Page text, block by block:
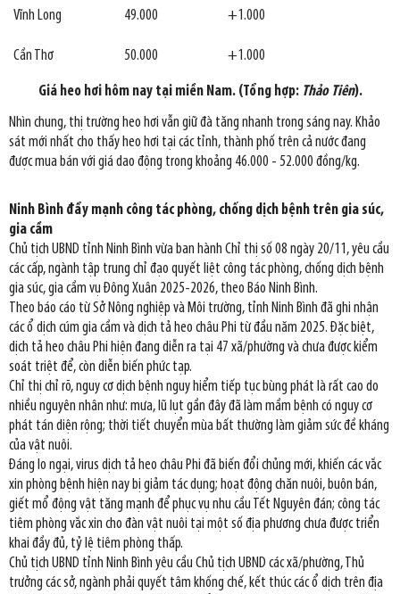
Vĩnh Long 49.000 +1.000
Cần Thơ 50.000 +1.000
Giá heo hơi hôm nay tại miền Nam. (Tổng hợp: Thảo Tiên).
Nhìn chung, thị trường heo hơi vẫn giữ đà tăng nhanh trong sáng nay. Khảo
sát mới nhất cho thấy heo hơi tại các tỉnh, thành phố trên cả nước đang
được mua bán với giá dao động trong khoảng 46.000 - 52.000 đồng/kg.
Ninh Bình đẩy mạnh công tác phòng, chống dịch bệnh trên gia súc,
gia cầm
Chủ tịch UBND tỉnh Ninh Bình vừa ban hành Chỉ thị số 08 ngày 20/11, yêu cầu
các cấp, ngành tập trung chỉ đạo quyết liệt công tác phòng, chống dịch bệnh
gia súc, gia cầm vụ Đông Xuân 2025-2026, theo Báo Ninh Bình.
Theo báo cáo từ Sở Nông nghiệp và Môi trường, tỉnh Ninh Bình đã ghi nhận
các ổ dịch cúm gia cầm và dịch tả heo châu Phi từ đầu năm 2025. Đặc biệt,
dịch tả heo châu Phi hiện đang diễn ra tại 47 xã/phường và chưa được kiểm
soát triệt để, còn diễn biến phức tạp.
Chỉ thị chỉ rõ, nguy cơ dịch bệnh nguy hiểm tiếp tục bùng phát là rất cao do
nhiều nguyên nhân như: mưa, lũ lụt gần đây đã làm mầm bệnh có nguy cơ
phát tán diện rộng; thời tiết chuyển mùa bất thường làm giảm sức đề kháng
của vật nuôi.
Đáng lo ngại, virus dịch tả heo châu Phi đã biến đổi chủng mới, khiến các vắc
xin phòng bệnh hiện nay bị giảm tác dụng; hoạt động chăn nuôi, buôn bán,
giết mổ động vật tăng mạnh để phục vụ nhu cầu Tết Nguyên đán; công tác
tiêm phòng vắc xin cho đàn vật nuôi tại một số địa phương chưa được triển
khai đầy đủ, tỷ lệ tiêm phòng thấp.
Chủ tịch UBND tỉnh Ninh Bình yêu cầu Chủ tịch UBND các xã/phường, Thủ
trưởng các sở, ngành phải quyết tâm khống chế, kết thúc các ổ dịch trên địa